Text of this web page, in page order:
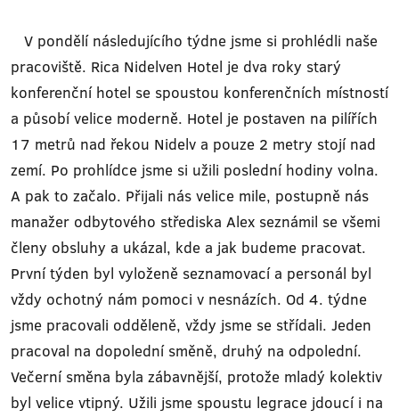
V pondělí následujícího týdne jsme si prohlédli naše
pracoviště. Rica Nidelven Hotel je dva roky starý
konferenční hotel se spoustou konferenčních místností
a působí velice moderně. Hotel je postaven na pilířích
17 metrů nad řekou Nidelv a pouze 2 metry stojí nad
zemí. Po prohlídce jsme si užili poslední hodiny volna.
A pak to začalo. Přijali nás velice mile, postupně nás
manažer odbytového střediska Alex seznámil se všemi
členy obsluhy a ukázal, kde a jak budeme pracovat.
První týden byl vyloženě seznamovací a personál byl
vždy ochotný nám pomoci v nesnázích. Od 4. týdne
jsme pracovali odděleně, vždy jsme se střídali. Jeden
pracoval na dopolední směně, druhý na odpolední.
Večerní směna byla zábavnější, protože mladý kolektiv
byl velice vtipný. Užili jsme spoustu legrace jdoucí i na